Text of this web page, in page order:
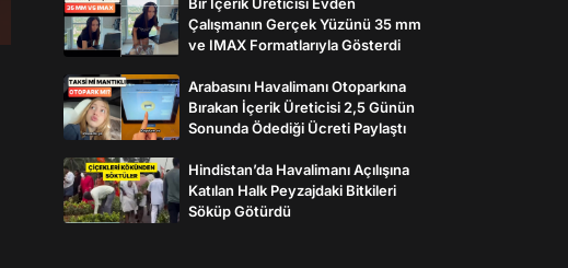
Çalışmanın Gerçek Yüzünü 35 mm
ve IMAX Formatlarıyla Gösterdi
Arabasını Havalimanı Otoparkına
Bırakan İçerik Üreticisi 2,5 Günün
Sonunda Ödediği Ücreti Paylaştı
Hindistan’da Havalimanı Açılışına
Katılan Halk Peyzajdaki Bitkileri
Söküp Götürdü